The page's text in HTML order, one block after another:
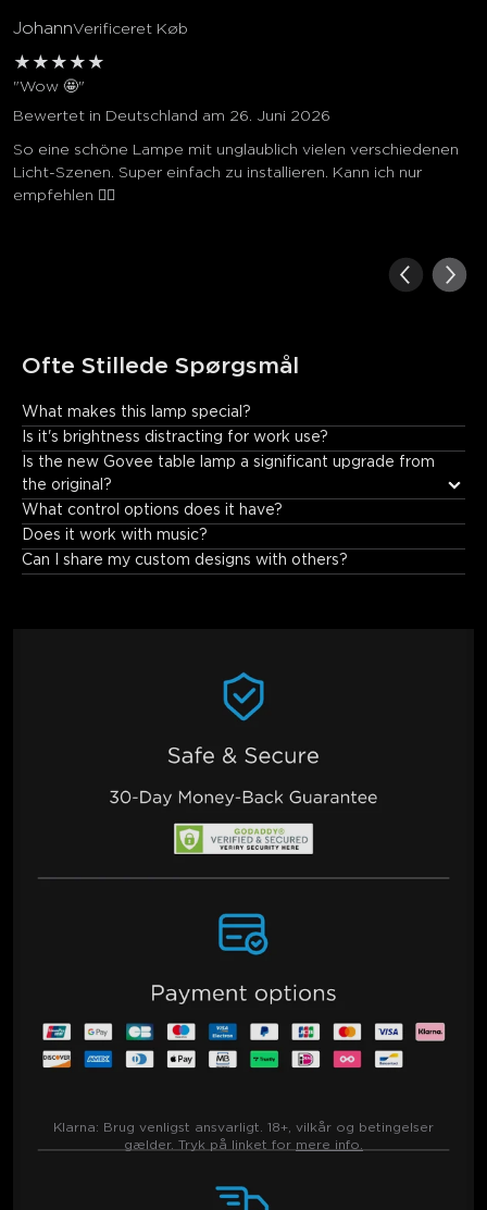
JohannVerificeret Køb
★ ★ ★ ★ ★
"Wow 🤩"
Bewertet in Deutschland am 26. Juni 2026
So eine schöne Lampe mit unglaublich vielen verschiedenen
Licht-Szenen. Super einfach zu installieren. Kann ich nur
empfehlen ☝🏻
Ofte Stillede Spørgsmål
What makes this lamp special?
It offers: • Incredible color and lighting effects. • Fun music
synchronization. • Unique visual displays that create an
Is it's brightness distracting for work use?
Is the new Govee table lamp a significant upgrade from
the original?
What control options does it have?
Does it work with music?
Can I share my custom designs with others?
Klarna: Brug venligst ansvarligt. 18+, vilkår og betingelser
gælder. Tryk på linket for mere info.